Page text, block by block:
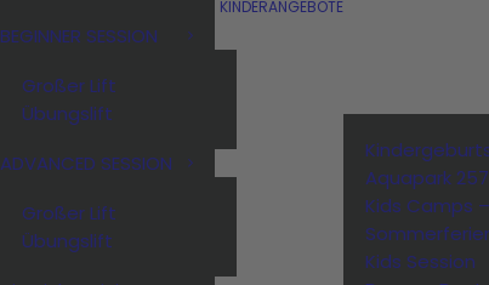
BEGINNER SESSION
Großer Lift
Übungslift
ADVANCED SESSION
Großer Lift
Übungslift
KINDERANGEBOTE
Aquapark 257
Kids Camps –
Kids Session